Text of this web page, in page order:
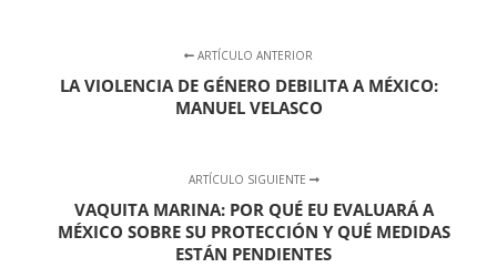
ARTÍCULO ANTERIOR
LA VIOLENCIA DE GÉNERO DEBILITA A MÉXICO:
MANUEL VELASCO
ARTÍCULO SIGUIENTE
VAQUITA MARINA: POR QUÉ EU EVALUARÁ A
MÉXICO SOBRE SU PROTECCIÓN Y QUÉ MEDIDAS
ESTÁN PENDIENTES